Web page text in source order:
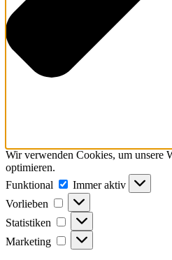
Wir verwenden Cookies, um unsere
optimieren.
Funktional
Funktional
Immer aktiv
Vorlieben
Vorlieben
Statistiken Statistiken
Marketing Marketing